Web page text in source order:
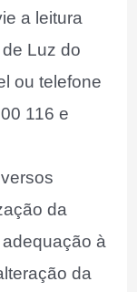
a leitura
Luz do
ou telefone
116 e
da
à
da